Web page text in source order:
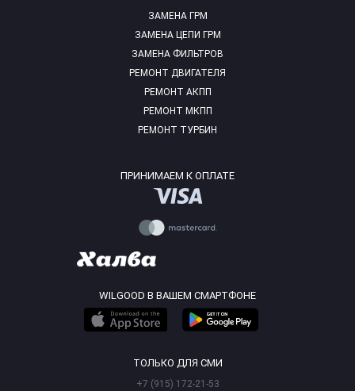
ЗАМЕНА ГРМ
ЗАМЕНА ЦЕПИ ГРМ
ЗАМЕНА ФИЛЬТРОВ
РЕМОНТ ДВИГАТЕЛЯ
РЕМОНТ АКПП
РЕМОНТ МКПП
РЕМОНТ ТУРБИН
ПРИНИМАЕМ К ОПЛАТЕ
WILGOOD В ВАШЕМ СМАРТФОНЕ
ТОЛЬКО ДЛЯ СМИ
+7 (915) 172-21-53